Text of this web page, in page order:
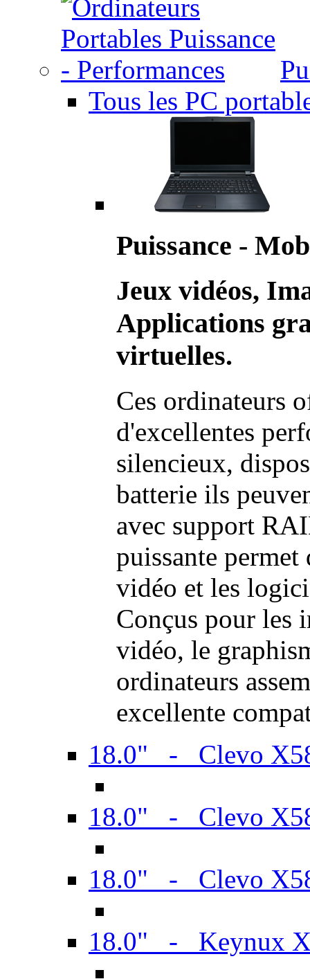
Tous les PC
Puissance -
Jeux vidéos,
Applications
virtuelles.
Ces ordinateurs
d'excellentes
silencieux,
batterie ils
avec support
puissante permet
vidéo et les
Conçus pour les
vidéo, le
ordinateurs
excellente
18.0" - Clevo
18.0" - Clevo
18.0" - Clevo
18.0" - Keynux